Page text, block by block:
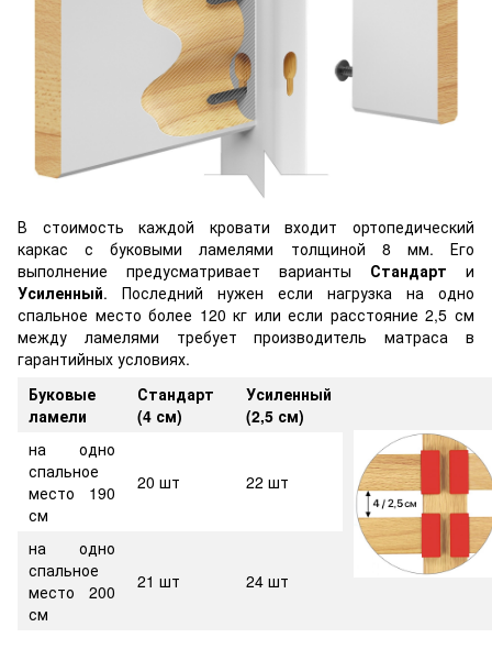
В стоимость каждой кровати входит ортопедический
каркас с буковыми ламелями толщиной 8 мм. Его
выполнение предусматривает варианты Стандарт и
Усиленный. Последний нужен если нагрузка на одно
спальное место более 120 кг или если расстояние 2,5 см
между ламелями требует производитель матраса в
гарантийных условиях.
Буковые
ламели
Стандарт
(4 см)
Усиленный
(2,5 см)
на одно
спальное
место 190
см
20 шт 22 шт
на одно
спальное
место 200
см
21 шт 24 шт